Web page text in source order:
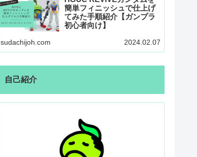
簡単フィニッシュで仕上げ
てみた手順紹介【ガンプラ
初心者向け】
sudachijoh.com 2024.02.07
自己紹介